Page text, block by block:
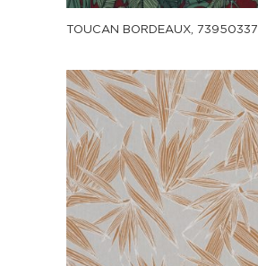
TOUCAN BORDEAUX, 73950337